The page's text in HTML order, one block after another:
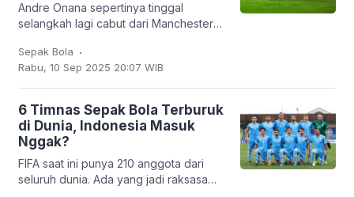
Andre Onana sepertinya tinggal
selangkah lagi cabut dari Manchester
dipinjamkan ke klub Turki,
Trabzonspor. Dan
Sepak Bola .
Rabu, 10 Sep 2025 20:07 WIB
6 Timnas Sepak Bola Terburuk
di Dunia, Indonesia Masuk
Nggak?
FIFA saat ini punya 210 anggota dari
seluruh dunia. Ada yang jadi raksasa